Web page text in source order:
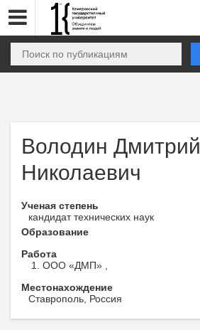
Володин Дмитрий
Николаевич
Ученая степень
кандидат технических наук
Образование
Работа
ООО «ДМП» ,
Местонахождение
Ставрополь, Россия